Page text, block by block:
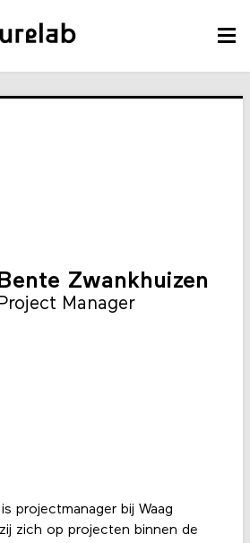
Zwankhuizen
Manager
projectmanager bij Waag
zich op projecten binnen de